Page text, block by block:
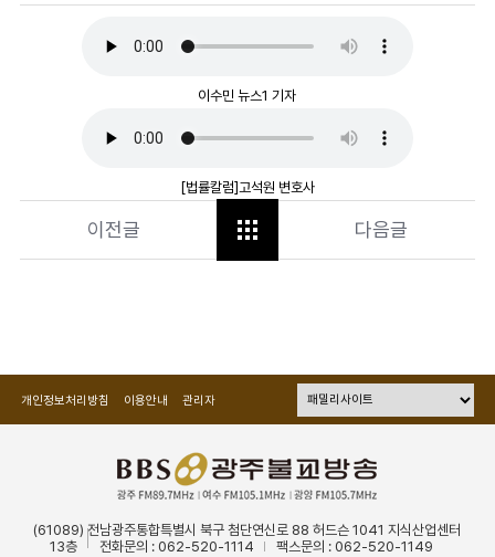
이수민 뉴스1 기자
[법률칼럼]고석원 변호사
이전글 다음글
개인정보처리방침 이용안내 관리자
(61089) 전남광주통합특별시 북구 첨단연신로 88 허드슨 1041 지식산업센터
13층
전화문의 : 062-520-1114 팩스문의 : 062-520-1149